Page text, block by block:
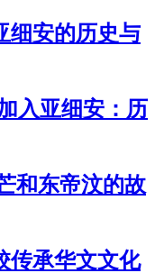
细安的历史与
入亚细安：历
和东帝汶的故
传承华文文化